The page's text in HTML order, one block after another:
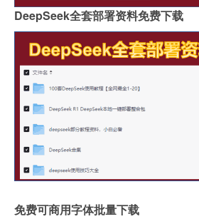
DeepSeek全套部署资料免费下载
免费可商用字体批量下载